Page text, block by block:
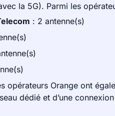
la 5G). Parmi les
: 2 antenne(s)
opérateurs Orange ont
dédié et d’une